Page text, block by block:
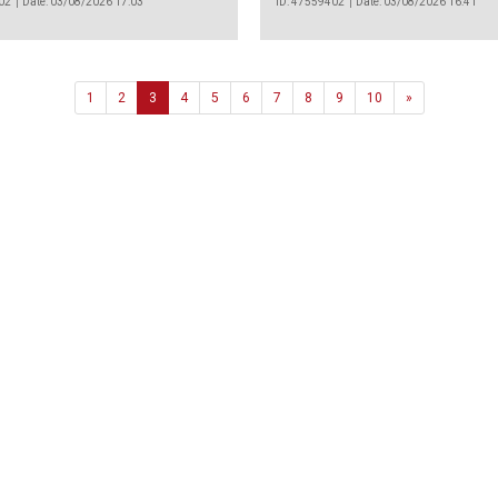
1 2 3 4 5 6 7 8 9 10 »Next